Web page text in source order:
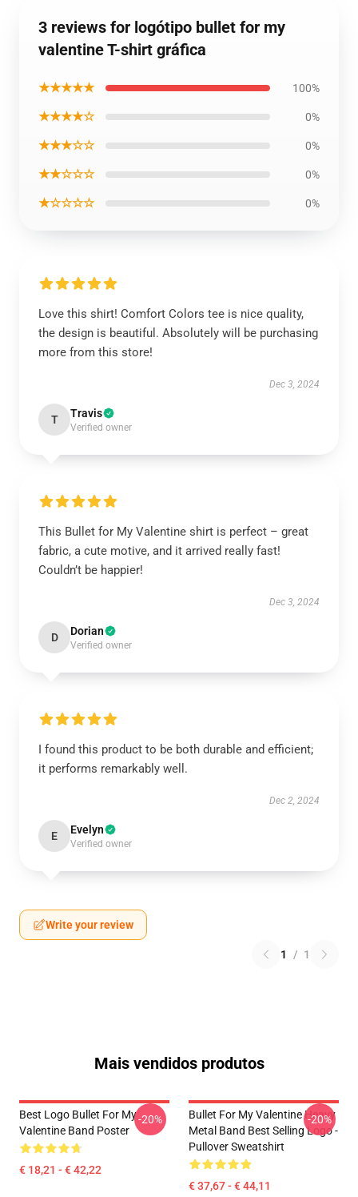
3 reviews for logótipo bullet for my
valentine T-shirt gráfica
★★★★★ 100%
★★★★☆ 0%
★★★☆☆ 0%
★★☆☆☆ 0%
★☆☆☆☆ 0%
Love this shirt! Comfort Colors tee is nice quality,
the design is beautiful. Absolutely will be purchasing
more from this store!
Dec 3, 2024
T Travis
Verified owner
This Bullet for My Valentine shirt is perfect – great
fabric, a cute motive, and it arrived really fast!
Couldn’t be happier!
Dec 3, 2024
D Dorian
Verified owner
I found this product to be both durable and efficient;
it performs remarkably well.
Dec 2, 2024
E Evelyn
Verified owner
Write your review
1 / 1
Mais vendidos produtos
Best Logo Bullet For My
Valentine Band Poster
€ 18,21 - € 42,22
-20%
Bullet For My Valentine Heavy
Metal Band Best Selling Logo -
Pullover Sweatshirt
€ 37,67 - € 44,11
-20%